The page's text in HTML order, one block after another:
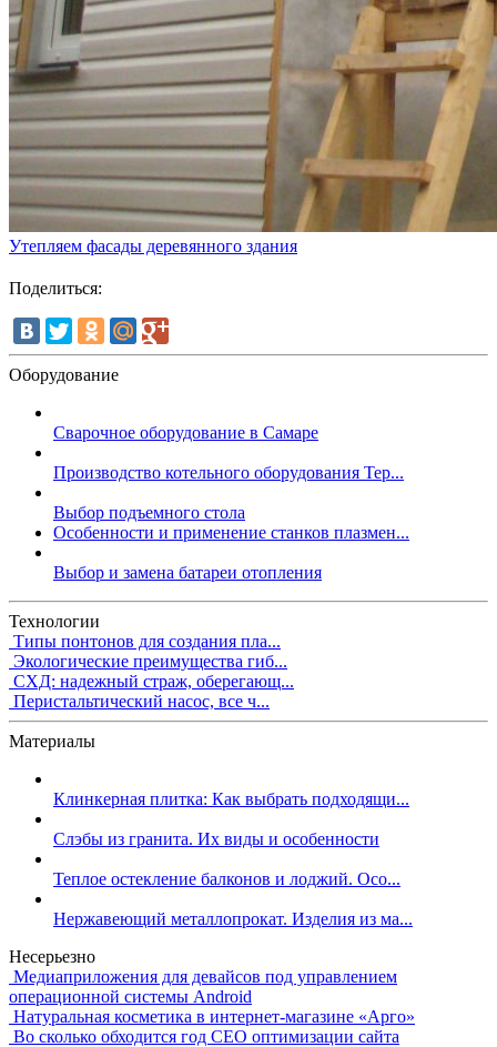
Утепляем фасады деревянного здания
Поделиться:
Оборудование
Сварочное оборудование в Самаре
Производство котельного оборудования Тер...
Выбор подъемного стола
Особенности и применение станков плазмен...
Выбор и замена батареи отопления
Технологии
Типы понтонов для создания пла...
Экологические преимущества гиб...
СХД: надежный страж, оберегающ...
Перистальтический насос, все ч...
Материалы
Клинкерная плитка: Как выбрать подходящи...
Слэбы из гранита. Их виды и особенности
Теплое остекление балконов и лоджий. Осо...
Нержавеющий металлопрокат. Изделия из ма...
Несерьезно
Медиаприложения для девайсов под управлением
операционной системы Android
Натуральная косметика в интернет-магазине «Арго»
Во сколько обходится год СЕО оптимизации сайта